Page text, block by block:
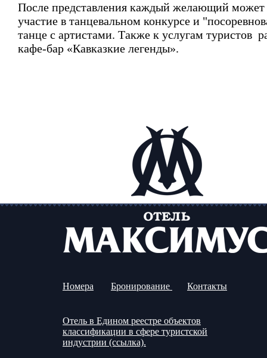
После представления каждый желающий может
участие в танцевальном конкурсе и
танце с артистами. Также к услугам туристов
кафе-бар «Кавказкие легенды».
Номера Бронирование Контакты
Отель в Едином реестре объектов
классификации в сфере туристской
индустрии (ссылка).